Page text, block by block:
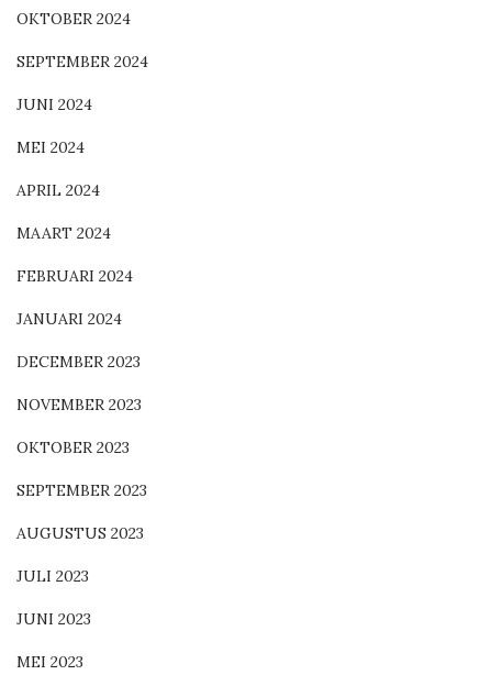
OKTOBER 2024
SEPTEMBER 2024
JUNI 2024
MEI 2024
APRIL 2024
MAART 2024
FEBRUARI 2024
JANUARI 2024
DECEMBER 2023
NOVEMBER 2023
OKTOBER 2023
SEPTEMBER 2023
AUGUSTUS 2023
JULI 2023
JUNI 2023
MEI 2023